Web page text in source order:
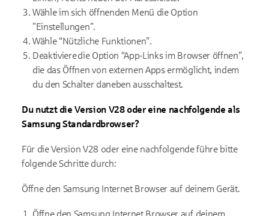
Wähle im sich öffnenden Menü die Option
"Einstellungen".
Wähle “Nützliche Funktionen”.
Deaktiviere die Option “App-Links im Browser öffnen”,
die das Öffnen von externen Apps ermöglicht, indem
du den Schalter daneben ausschaltest.
Du nutzt die Version V28 oder eine nachfolgende als
Samsung Standardbrowser?
Für die Version V28 oder eine nachfolgende führe bitte
folgende Schritte durch:
Öffne den Samsung Internet Browser auf deinem Gerät.